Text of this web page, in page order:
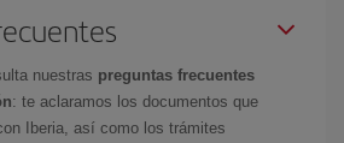
nuestras preguntas frecuentes
: te aclaramos los documentos que
Iberia, así como los trámites